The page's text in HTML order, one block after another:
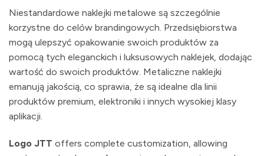
Niestandardowe naklejki metalowe są szczególnie
korzystne do celów brandingowych. Przedsiębiorstwa
mogą ulepszyć opakowanie swoich produktów za
pomocą tych eleganckich i luksusowych naklejek, dodając
wartość do swoich produktów. Metaliczne naklejki
emanują jakością, co sprawia, że są idealne dla linii
produktów premium, elektroniki i innych wysokiej klasy
aplikacji.
Logo JTT offers complete customization, allowing